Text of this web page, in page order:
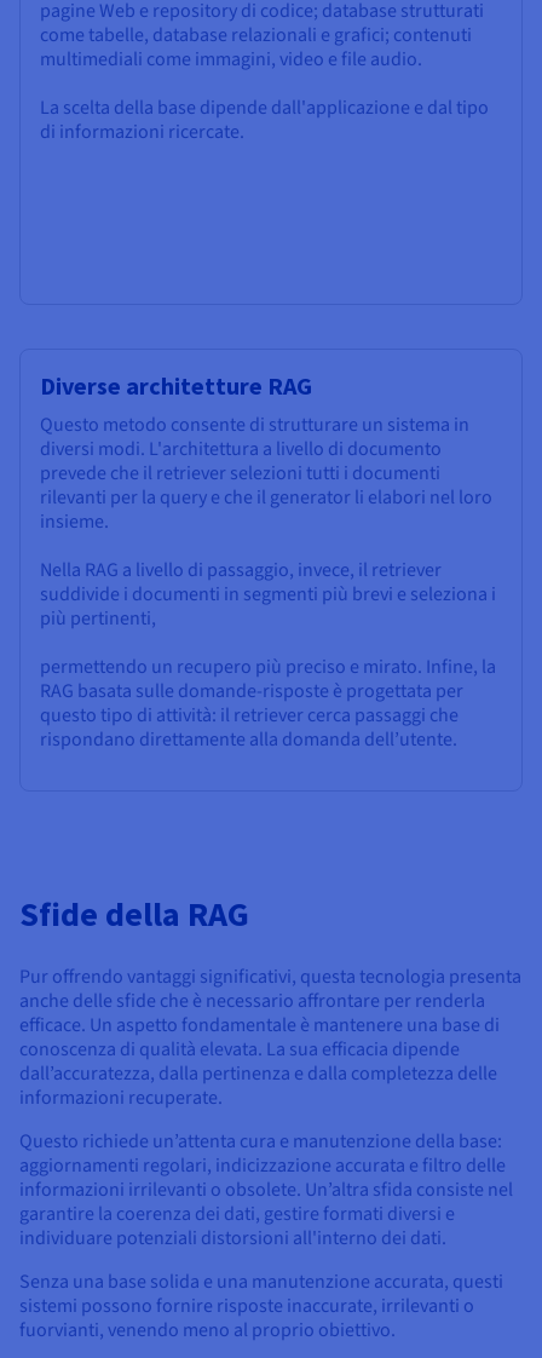
pagine Web e repository di codice; database strutturati
come tabelle, database relazionali e grafici; contenuti
multimediali come immagini, video e file audio.
La scelta della base dipende dall'applicazione e dal tipo
di informazioni ricercate.
Diverse architetture RAG
Questo metodo consente di strutturare un sistema in
diversi modi. L'architettura a livello di documento
prevede che il retriever selezioni tutti i documenti
rilevanti per la query e che il generator li elabori nel loro
insieme.
Nella RAG a livello di passaggio, invece, il retriever
suddivide i documenti in segmenti più brevi e seleziona i
più pertinenti,
permettendo un recupero più preciso e mirato. Infine, la
RAG basata sulle domande-risposte è progettata per
questo tipo di attività: il retriever cerca passaggi che
rispondano direttamente alla domanda dell’utente.
Sfide della RAG
Pur offrendo vantaggi significativi, questa tecnologia presenta
anche delle sfide che è necessario affrontare per renderla
efficace. Un aspetto fondamentale è mantenere una base di
conoscenza di qualità elevata. La sua efficacia dipende
dall’accuratezza, dalla pertinenza e dalla completezza delle
informazioni recuperate.
Questo richiede un’attenta cura e manutenzione della base:
aggiornamenti regolari, indicizzazione accurata e filtro delle
informazioni irrilevanti o obsolete. Un’altra sfida consiste nel
garantire la coerenza dei dati, gestire formati diversi e
individuare potenziali distorsioni all'interno dei dati.
Senza una base solida e una manutenzione accurata, questi
sistemi possono fornire risposte inaccurate, irrilevanti o
fuorvianti, venendo meno al proprio obiettivo.